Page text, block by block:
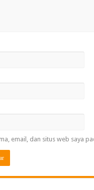
email, dan situs web saya